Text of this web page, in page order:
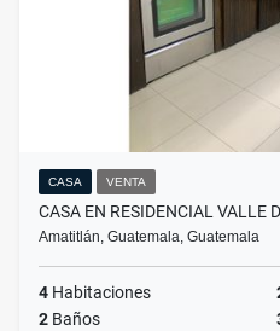
CASA VENTA
CASA EN RESIDENCIAL VALLE
Amatitlán, Guatemala, Guatemala
4 Habitaciones
2 Baños